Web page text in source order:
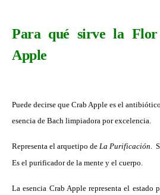
Para qué sirve la
Apple
Puede decirse que Crab Apple es el
esencia de Bach limpiadora por excelencia.
Representa el arquetipo de La Purificación.
Es el purificador de la mente y el cuerpo.
La esencia Crab Apple representa el